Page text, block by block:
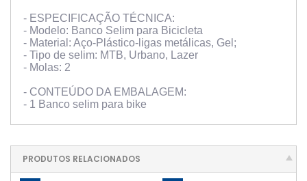
- ESPECIFICAÇÃO TÉCNICA:
- Modelo: Banco Selim para Bicicleta
- Material: Aço-Plástico-ligas metálicas, Gel;
- Tipo de selim: MTB, Urbano, Lazer
- Molas: 2
- CONTEÚDO DA EMBALAGEM:
- 1 Banco selim para bike
PRODUTOS RELACIONADOS